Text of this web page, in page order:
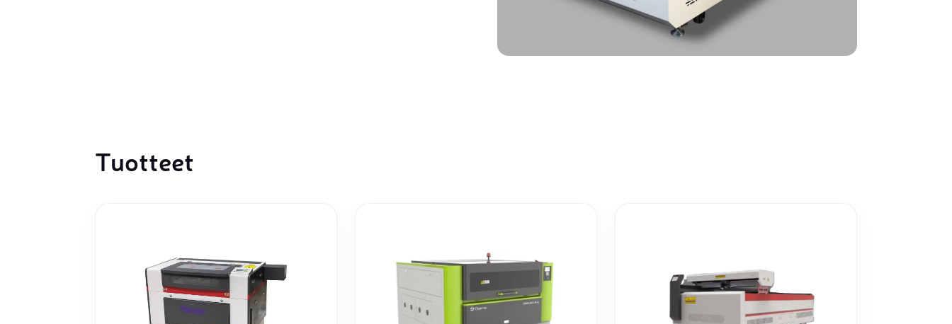
Metallisahat
Koordinaattimittauskoneet
Okulaarittomat mikroskoopit
3D-mittauksen oheistuotteet
Tuotteet